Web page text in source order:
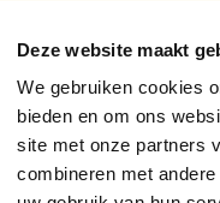
Deze website maakt
We gebruiken cookies
bieden en om ons
site met onze partners
combineren met